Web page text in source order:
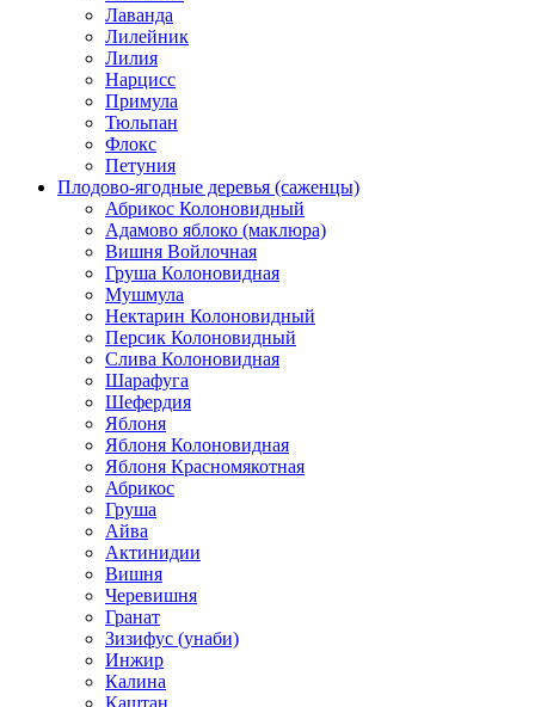
Лаванда
Лилейник
Лилия
Нарцисс
Примула
Тюльпан
Флокс
Петуния
Плодово-ягодные деревья (саженцы)
Абрикос Колоновидный
Адамово яблоко (маклюра)
Вишня Войлочная
Груша Колоновидная
Мушмула
Нектарин Колоновидный
Персик Колоновидный
Слива Колоновидная
Шарафуга
Шефердия
Яблоня
Яблоня Колоновидная
Яблоня Красномякотная
Абрикос
Груша
Айва
Актинидии
Вишня
Черевишня
Гранат
Зизифус (унаби)
Инжир
Калина
Каштан